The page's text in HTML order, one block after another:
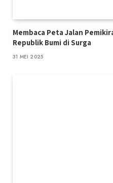
Membaca Peta Jalan
Republik Bumi di Surga
31 MEI 2025